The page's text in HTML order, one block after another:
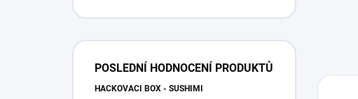
POSLEDNÍ HODNOCENÍ PRODUKTŮ
HÁČKOVACÍ BOX - SUSHIMI